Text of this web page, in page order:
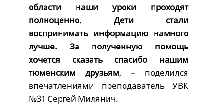
области наши уроки проходят
полноценно. Дети стали
воспринимать информацию намного
лучше. За полученную помощь
хочется сказать спасибо нашим
тюменским друзьям, – поделился
впечатлениями преподаватель УВК
№31 Сергей Милянич.